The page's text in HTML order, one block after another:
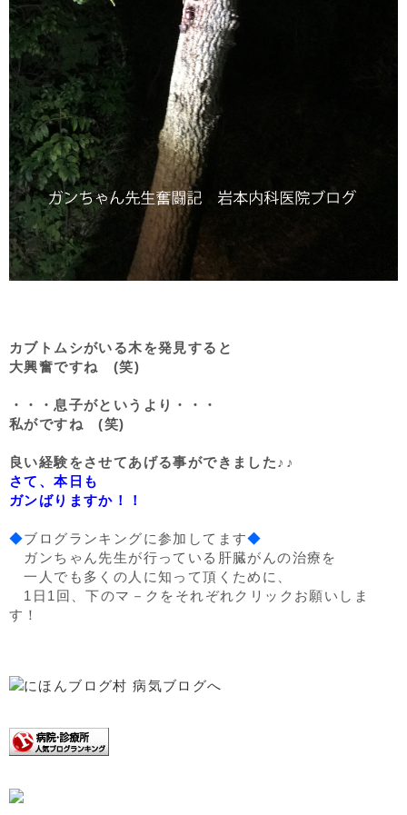
カブトムシがいる木を発見すると
大興奮ですね (笑)
・・・息子がというより・・・
私がですね (笑)
良い経験をさせてあげる事ができました♪♪
さて、本日も
ガンばりますか！！
◆ブログランキングに参加してます◆
ガンちゃん先生が行っている肝臓がんの治療を
一人でも多くの人に知って頂くために、
1日1回、下のマ－クをそれぞれクリックお願いしま
す！